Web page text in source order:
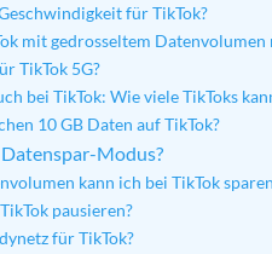
für TikTok?
mit gedrosseltem Datenvolumen
TikTok 5G?
bei TikTok: Wie viele TikToks
10 GB Daten auf TikTok?
Modus?
kann ich bei TikTok
pausieren?
für TikTok?